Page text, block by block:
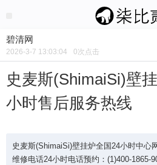
碧清网
2026-3-7 13:03:04 0次点击
史麦斯(ShimaiSi)壁
小时售后服务热线
史麦斯(ShimaiSi)壁挂炉全国24小时中心
维修电话24小时电话预约：(1)400-1865-